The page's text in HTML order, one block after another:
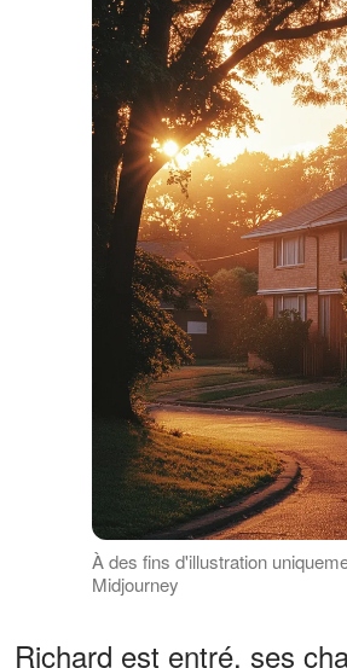
À des fins d'illustration
Midjourney
Richard est entré, ses